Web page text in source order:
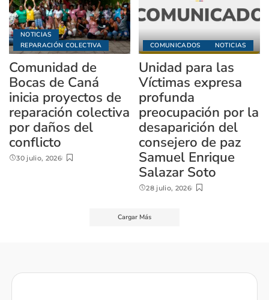
NOTICIAS
REPARACIÓN COLECTIVA
Comunidad de
Bocas de Caná
inicia proyectos de
reparación colectiva
por daños del
conflicto
30 julio, 2026
COMUNICADOS NOTICIAS
Unidad para las
Víctimas expresa
profunda
preocupación por la
desaparición del
consejero de paz
Samuel Enrique
Salazar Soto
28 julio, 2026
Cargar Más